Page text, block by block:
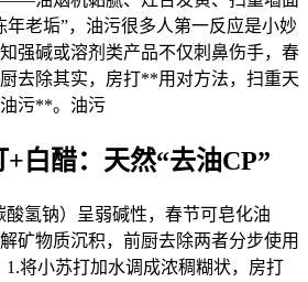
老垢”，油污很多人第一反应是小妙
强碱或溶剂类产品不仅刺鼻伤手，春
去除其实，房打**用对方法，扫重天
污**。油污
白醋：天然“去油CP”
氢钠）呈弱碱性，春节可皂化油
矿物质沉积，前厨去除两者分步使用
将小苏打加水调成浓稠糊状，房打